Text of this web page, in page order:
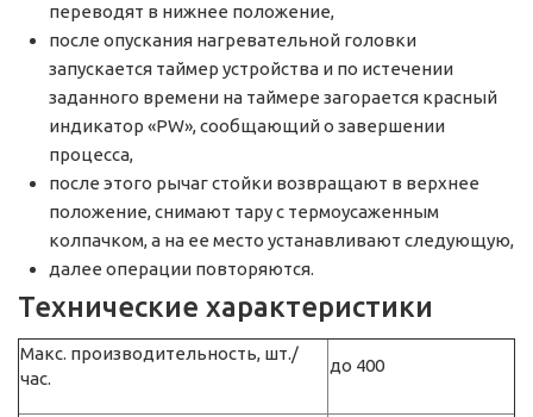
переводят в нижнее положение,
после опускания нагревательной головки
запускается таймер устройства и по истечении
заданного времени на таймере загорается красный
индикатор «PW», сообщающий о завершении
процесса,
после этого рычаг стойки возвращают в верхнее
положение, снимают тару с термоусаженным
колпачком, а на ее место устанавливают следующую,
далее операции повторяются.
Технические характеристики
Макc. производительность, шт./
час.
до 400